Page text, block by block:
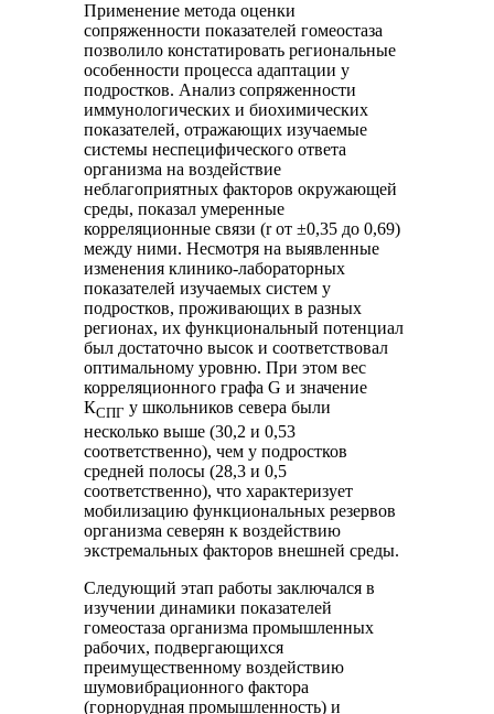
Применение метода оценки
сопряженности показателей гомеостаза
позволило констатировать региональные
особенности процесса адаптации у
подростков. Анализ сопряженности
иммунологических и биохимических
показателей, отражающих изучаемые
системы неспецифического ответа
организма на воздействие
неблагоприятных факторов окружающей
среды, показал умеренные
корреляционные связи (r от ±0,35 до 0,69)
между ними. Несмотря на выявленные
изменения клинико-лабораторных
показателей изучаемых систем у
подростков, проживающих в разных
регионах, их функциональный потенциал
был достаточно высок и соответствовал
оптимальному уровню. При этом вес
корреляционного графа G и значение
КСПГ у школьников севера были
несколько выше (30,2 и 0,53
соответственно), чем у подростков
средней полосы (28,3 и 0,5
соответственно), что характеризует
мобилизацию функциональных резервов
организма северян к воздействию
экстремальных факторов внешней среды.
Следующий этап работы заключался в
изучении динамики показателей
гомеостаза организма промышленных
рабочих, подвергающихся
преимущественному воздействию
шумовибрационного фактора
(горнорудная промышленность) и